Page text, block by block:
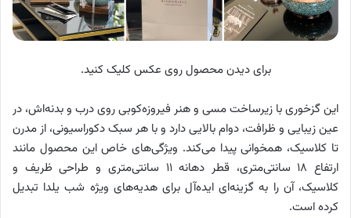
برای دیدن محصول روی عکس کلیک کنید.
این گزخوری با زیرساخت مسی و هنر فیروزه‌کوبی روی درب و بدنه‌اش، در
عین زیبایی و ظرافت، دوام بالایی دارد و با هر سبک دکوراسیونی، از مدرن
تا کلاسیک، همخوانی پیدا می‌کند. ویژگی‌های خاص این محصول مانند
ارتفاع ۱۸ سانتی‌متری، قطر دهانه ۱۱ سانتی‌متری و طراحی ظریف و
کلاسیک، آن را به گزینه‌ای ایده‌آل برای هدیه‌های ویژه شب یلدا تبدیل
کرده است.